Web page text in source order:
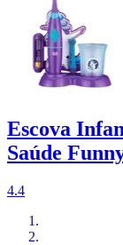
Escova
Saúde
4.4